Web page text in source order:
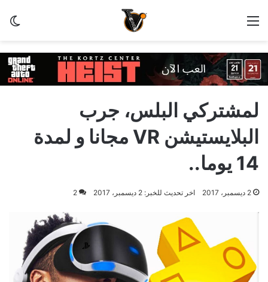
القائمة
لمشتركي البلس، جرب
البلايستيشن VR مجانا و لمدة
14 يوما..
2 ديسمبر، 2017 اخر تحديث للخبر: 2 ديسمبر، 2017 2